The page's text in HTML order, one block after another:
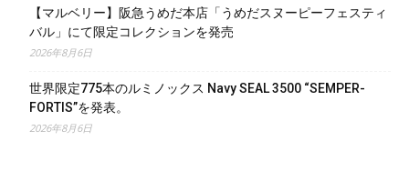
【マルベリー】阪急うめだ本店「うめだスヌーピーフェスティ
バル」にて限定コレクションを発売
2026年8月6日
世界限定775本のルミノックス Navy SEAL 3500 “SEMPER-
FORTIS”を発表。
2026年8月6日